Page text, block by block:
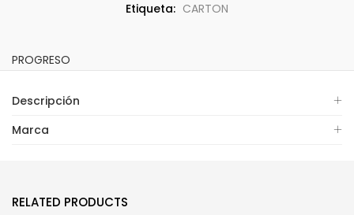
Etiqueta: CARTON
PROGRESO
Descripción
Marca
RELATED PRODUCTS